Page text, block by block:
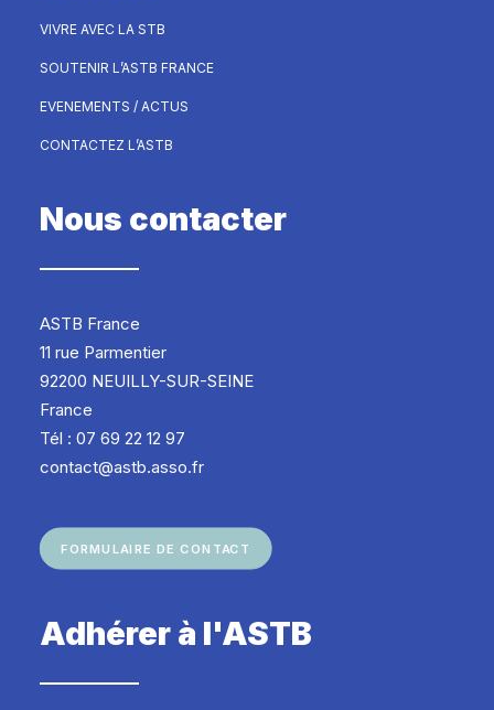
VIVRE AVEC LA STB
SOUTENIR L’ASTB FRANCE
EVENEMENTS / ACTUS
CONTACTEZ L’ASTB
Nous contacter
ASTB France
11 rue Parmentier
92200 NEUILLY-SUR-SEINE
France
Tél : 07 69 22 12 97
contact@astb.asso.fr
FORMULAIRE DE CONTACT
Adhérer à l'ASTB